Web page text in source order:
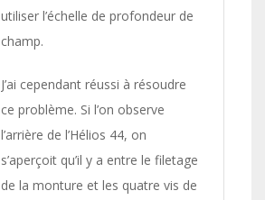
utiliser l’échelle de profondeur de
champ.
J’ai cependant réussi à résoudre
ce problème. Si l’on observe
l’arrière de l’Hélios 44, on
s’aperçoit qu’il y a entre le filetage
de la monture et les quatre vis de